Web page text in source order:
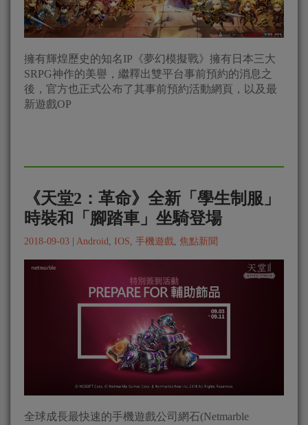
擁有輝煌歷史的知名IP《夢幻模擬戰》擁有日本三大
SRPG神作的美譽，繼釋出雙平台事前預約的消息之
後，官方也正式公布了其事前預約活動網頁，以及最
新遊戲OP
《天堂2：革命》全新「學生制服」
時裝和「腳踏車」坐騎登場
2018-09-03 | Android IOS 手機遊戲 焦點新聞
全球成長最快速的手機遊戲公司網石(Netmarble